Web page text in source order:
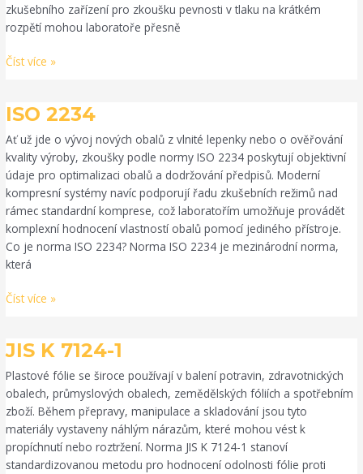
zkušebního zařízení pro zkoušku pevnosti v tlaku na krátkém
rozpětí mohou laboratoře přesně
Číst více »
ISO 2234
Ať už jde o vývoj nových obalů z vlnité lepenky nebo o ověřování
kvality výroby, zkoušky podle normy ISO 2234 poskytují objektivní
údaje pro optimalizaci obalů a dodržování předpisů. Moderní
kompresní systémy navíc podporují řadu zkušebních režimů nad
rámec standardní komprese, což laboratořím umožňuje provádět
komplexní hodnocení vlastností obalů pomocí jediného přístroje.
Co je norma ISO 2234? Norma ISO 2234 je mezinárodní norma,
která
ISO
Číst více »
JIS K 7124-1
Plastové fólie se široce používají v balení potravin, zdravotnických
obalech, průmyslových obalech, zemědělských fóliích a spotřebním
zboží. Během přepravy, manipulace a skladování jsou tyto
materiály vystaveny náhlým nárazům, které mohou vést k
propíchnutí nebo roztržení. Norma JIS K 7124-1 stanoví
standardizovanou metodu pro hodnocení odolnosti fólie proti
JIS
7124-
1